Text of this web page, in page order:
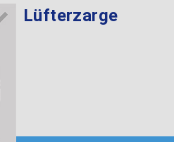
Lüfterzarge